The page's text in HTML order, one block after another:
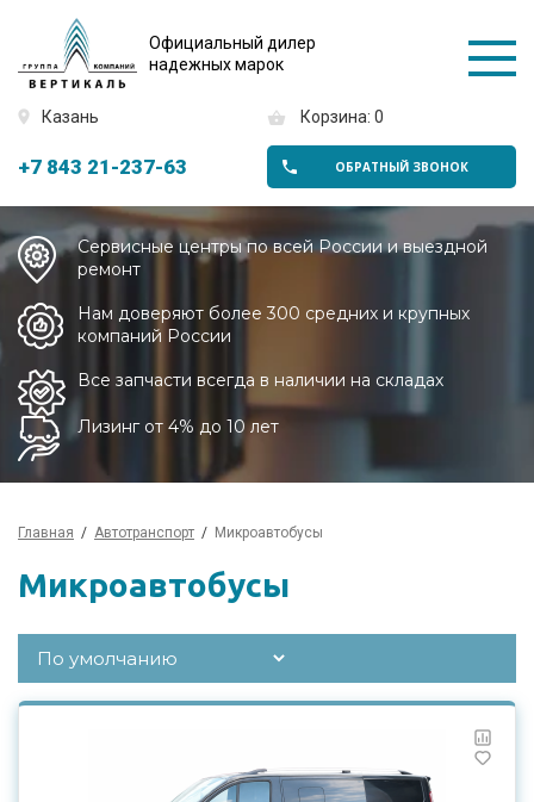
Официальный дилер
надежных марок
Казань Корзина: 0
+7 843 21-237-63 ОБРАТНЫЙ ЗВОНОК
Сервисные центры по всей России и выездной
ремонт
Нам доверяют более 300 средних и крупных
компаний России
Все запчасти всегда в наличии на складах
Лизинг от 4% до 10 лет
Главная Автотранспорт Микроавтобусы
Микроавтобусы